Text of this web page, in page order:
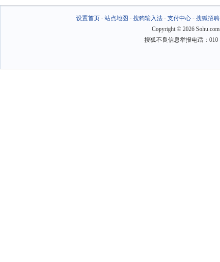
设置首页- 站点地图 - 搜狗输入法- 支付中心- 搜狐招聘
Copyright © 2026
搜狐不良信息举报电话：010